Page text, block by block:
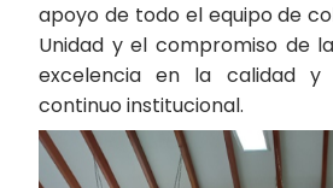
apoyo de todo el equipo de
Unidad y el compromiso de
excelencia en la calidad y
continuo institucional.